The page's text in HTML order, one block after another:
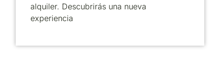
alquiler. Descubrirás una nueva
experiencia